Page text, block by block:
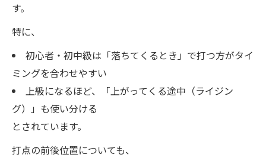
す。
特に、
初心者・初中級は「落ちてくるとき」で打つ方がタイ
ミングを合わせやすい
上級になるほど、「上がってくる途中（ライジン
グ）」も使い分ける
とされています。
打点の前後位置についても、